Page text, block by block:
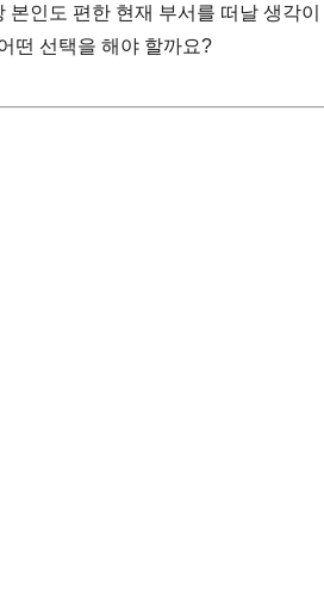
인도 편한 현재 부서를 떠날 생각이
떤 선택을 해야 할까요?